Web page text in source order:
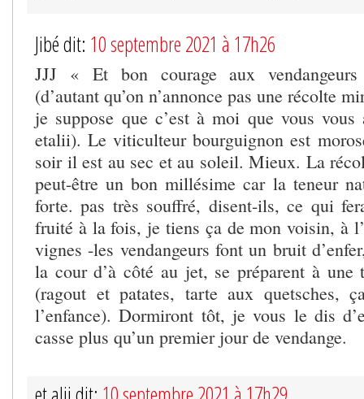
Jibé dit: 10 septembre 2021 à 17h26
JJJ « Et bon courage aux
(d’autant qu’on n’annonce pas une récolte
je suppose que c’est à moi que vous
etalii). Le viticulteur bourguignon est
soir il est au sec et au soleil. Mieux. La
peut-être un bon millésime car la teneur
forte. pas très souffré, disent-ils, ce qui
fruité à la fois, je tiens ça de mon voisin, à
vignes -les vendangeurs font un bruit
la cour d’à côté au jet, se préparent à une
(ragout et patates, tarte aux quetsches,
l’enfance). Dormiront tôt, je vous le dis
casse plus qu’un premier jour de vendange.